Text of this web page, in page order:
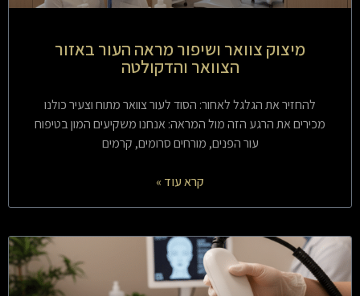
מיצוק צוואר ושיפור מראה העור באזור
הצוואר והדקולטה
להחזיר את הגלגל לאחור: הסוד לעור צוואר מתוח וצעיר כולנו
מכירים את הרגע הזה מול המראה: אנחנו משקיעים המון בטיפוח
עור הפנים, מורחים סרומים, קרמים
קרא עוד »